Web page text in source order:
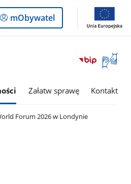
Logowanie
do
mObywatel
Otwórz
okno
Załatw sprawę Kontakt
Forum 2026 w Londynie